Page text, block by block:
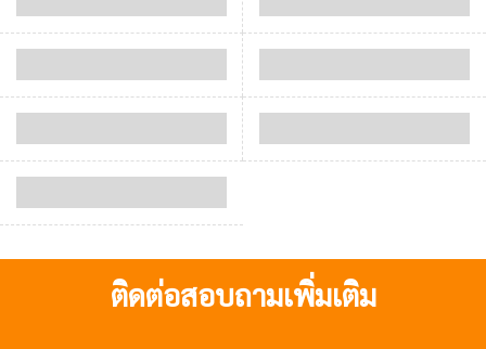
ติดต่อสอบถามเพิ่มเติม